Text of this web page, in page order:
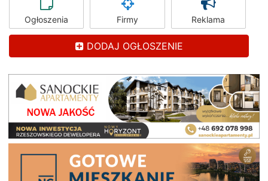
Ogłoszenia Firmy Reklama
DODAJ OGŁOSZENIE